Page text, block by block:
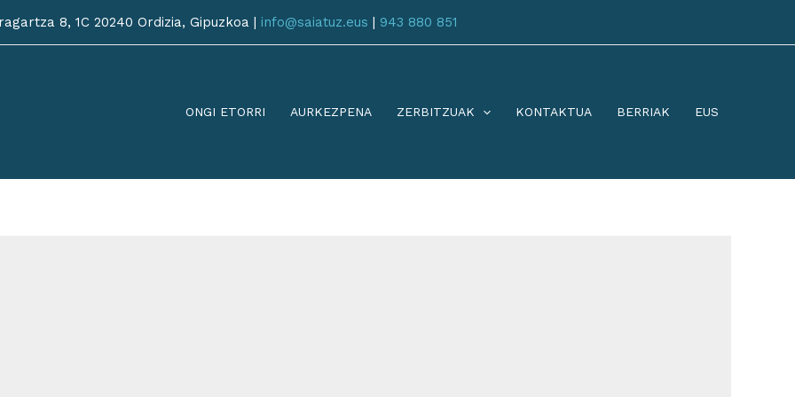
8, 1C 20240 Ordizia, Gipuzkoa | info@saiatuz.eus | 943 880 851
ONGI ETORRI AURKEZPENA ZERBITZUAK KONTAKTUA BERRIAK EUS